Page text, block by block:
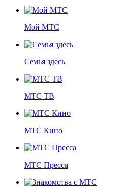
Мой МТС
Семья здесь
МТС ТВ
МТС Кино
МТС Пресса